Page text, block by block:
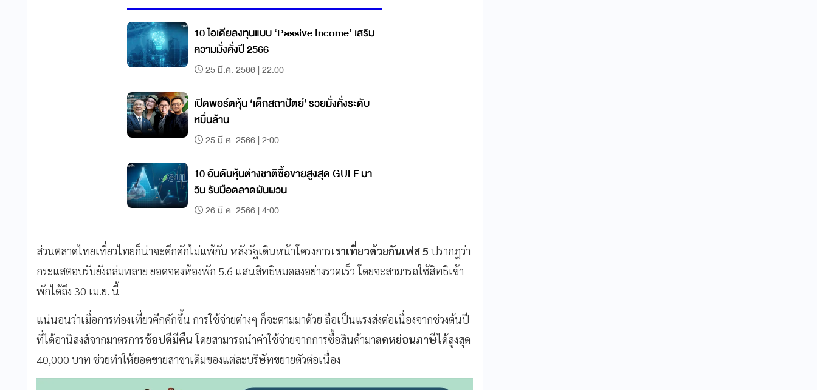
10 ไอเดียลงทุนแบบ ‘Passive Income’ เสริม
ความมั่งคั่งปี 2566
25 มี.ค. 2566 | 22:00
เปิดพอร์ตหุ้น ‘เด็กสถาปัตย์’ รวยมั่งคั่งระดับ
หมื่นล้าน
25 มี.ค. 2566 | 2:00
10 อันดับหุ้นต่างชาติซื้อขายสูงสุด GULF มา
วิน รับมือตลาดผันผวน
26 มี.ค. 2566 | 4:00
ส่วนตลาดไทยเที่ยวไทยก็น่าจะคึกคักไม่แพ้กัน หลังรัฐเดินหน้าโครงการเราเที่ยวด้วยกันเฟส 5 ปรากฎว่า
กระแสตอบรับยังถล่มทลาย ยอดจองห้องพัก 5.6 แสนสิทธิหมดลงอย่างรวดเร็ว โดยจะสามารถใช้สิทธิเข้า
พักได้ถึง 30 เม.ย. นี้
แน่นอนว่าเมื่อการท่องเที่ยวคึกคักขึ้น การใช้จ่ายต่างๆ ก็จะตามมาด้วย ถือเป็นแรงส่งต่อเนื่องจากช่วงต้นปี
ที่ได้อานิสงส์จากมาตรการช้อปดีมีคืนโดยสามารถนำค่าใช้จ่ายจากการซื้อสินค้ามาลดหย่อนภาษีได้สูงสุด
40,000 บาท ช่วยทำให้ยอดขายสาขาเดิมของแต่ละบริษัทขยายตัวต่อเนื่อง